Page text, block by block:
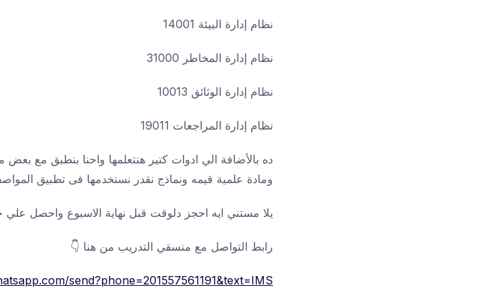
نظام إدارة البيئة 14001
نظام إدارة المخاطر 31000
نظام إدارة الوثائق 10013
نظام إدارة المراجعات 19011
ده بالأضافة الي ادوات كتير هنتعلمها واحنا بنطبق مع
ومادة علمية قيمه ونماذج نقدر نستخدمها فى تطبيق
يلا مستني ايه احجز دلوقت قبل نهاية الاسبوع واحصل علي خصم 20 % بمناسبة
رابط التواصل مع منسقي التدريب من هنا 👇
send?phone=201557561191&text=IMS